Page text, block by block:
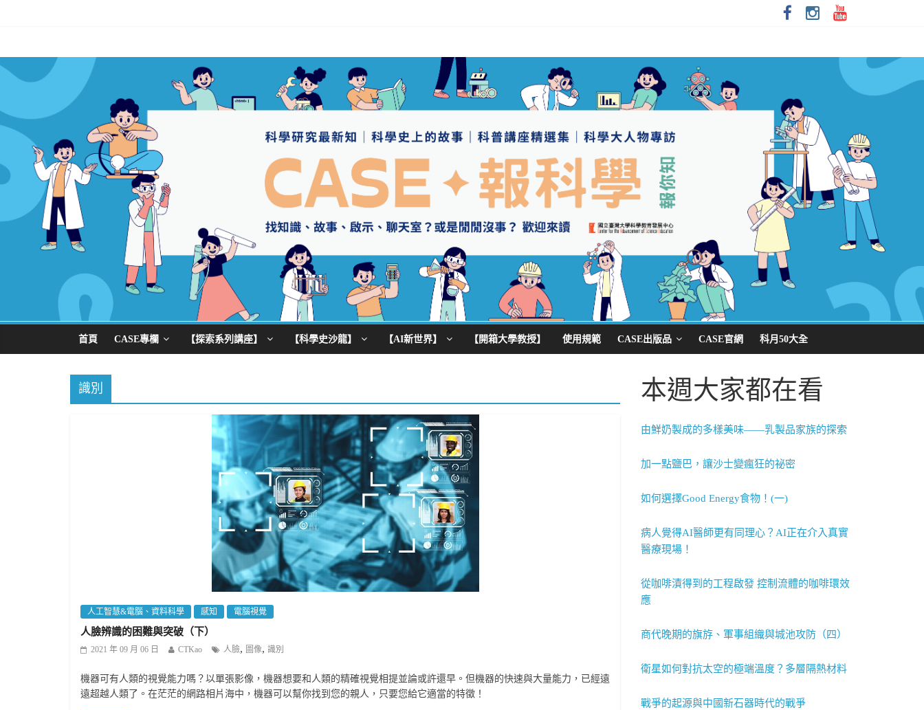
首頁 CASE專欄 【探索系列講座】 【科學史沙龍】 【AI新世界】 【開箱大學教授】 使用規範 CASE出版品 CASE官網 科月50大全
識別
人工智慧&電腦、資料科學 感知 電腦視覺
人臉辨識的困難與突破（下）
2021 年 09 月 06 日 CTKao 人臉, 圖像, 識別
機器可有人類的視覺能力嗎？以單張影像，機器想要和人類的精確視覺相提並論或許還早。但機器的快速與大量能力，已經遠
遠超越人類了。在茫茫的網路相片海中，機器可以幫你找到您的親人，只要您給它適當的特徵！
本週大家都在看
由鮮奶製成的多樣美味——乳製品家族的探索
加一點鹽巴，讓沙士變瘋狂的祕密
如何選擇Good Energy食物！(一)
病人覺得AI醫師更有同理心？AI正在介入真實
醫療現場！
從咖啡漬得到的工程啟發 控制流體的咖啡環效
應
商代晚期的旗斿、軍事組織與城池攻防（四）
衛星如何對抗太空的極端溫度？多層隔熱材料
戰爭的起源與中國新石器時代的戰爭